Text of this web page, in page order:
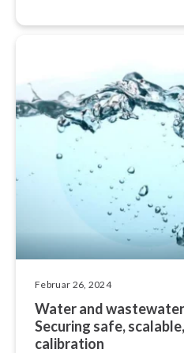
Februar 26, 2024
Water and
Securing safe,
calibration